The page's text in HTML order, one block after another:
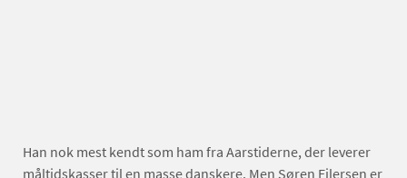
Han nok mest kendt som ham fra Aarstiderne, der leverer
måltidskasser til en masse danskere. Men Søren Ejlersen er